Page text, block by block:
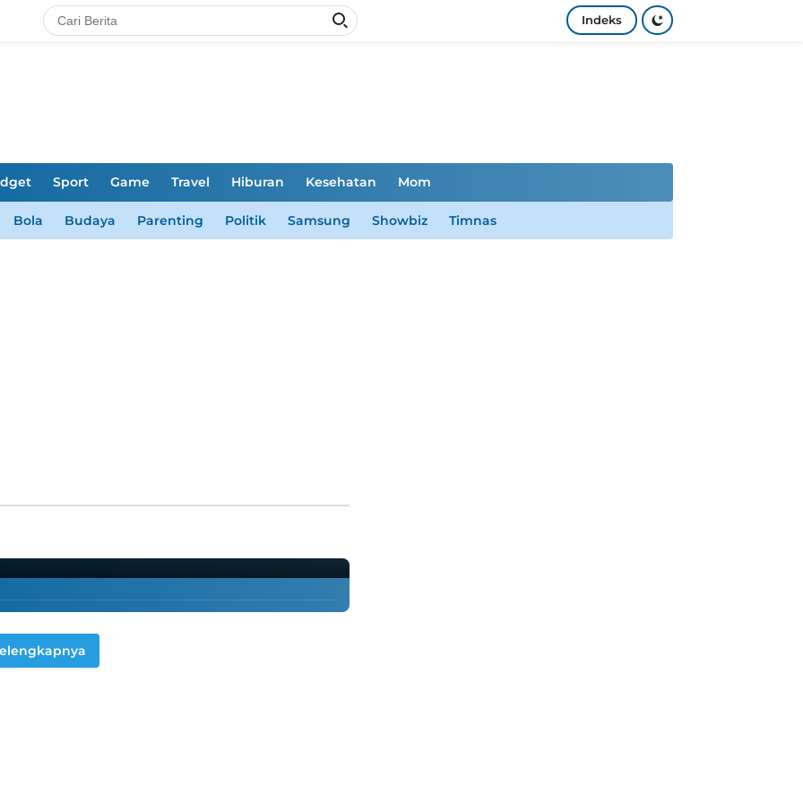
Indeks
Sport Game Travel Hiburan Kesehatan Mom
Bola Budaya Parenting Politik Samsung Showbiz Timnas
Seniman Digital dan